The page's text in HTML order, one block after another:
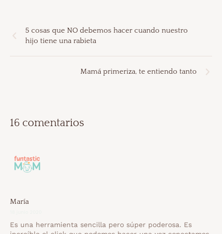
5 cosas que NO debemos hacer cuando nuestro
hijo tiene una rabieta
Mamá primeriza, te entiendo tanto
16 comentarios
María
Es una herramienta sencilla pero súper poderosa. Es